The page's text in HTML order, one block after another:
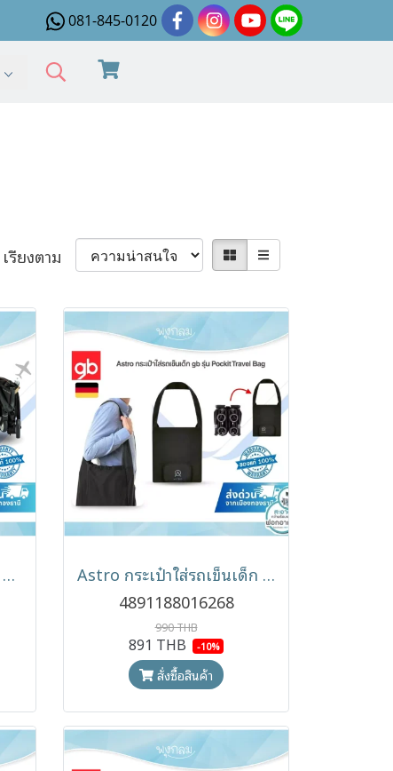
081-845-0120
เรียงตาม
GB รถเข็นเด็ก Pockit Elf พับเล็กที่สุด พกพาขึ้นเครื่องบินได้ ปรับนอนได้ 145 องศา (รับประกันศูนย์ไทย 2 ปี)
Astro กระเป๋าใส่รถเข็นเด็ก gb รุ่น Pockit Travel Bag
4891188016268
990 THB
891 THB -10%
สั่งซื้อสินค้า